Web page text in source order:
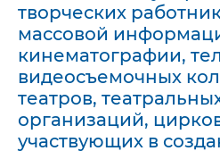
творческих
массовой
кинематографии,
видеосъемочных
театров,
организаций,
участвующих в